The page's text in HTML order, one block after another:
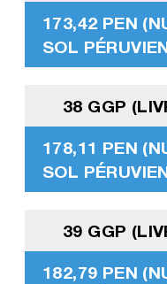
173,42 PEN
SOL
38 GGP
178,11 PEN
SOL
39 GGP
182,79 PEN